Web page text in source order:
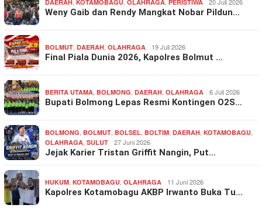
DAERAH KOTAMOBAGU OLAHRAGA PERISTIWA
Weny Gaib dan Rendy Mangkat Nobar Pildun…
BOLMUT DAERAH OLAHRAGA 19 Juli 2026
Final Piala Dunia 2026, Kapolres Bolmut …
BERITA UTAMA BOLMONG DAERAH OLAHRAGA 6 Juli 2026
Bupati Bolmong Lepas Resmi Kontingen O2S…
BOLMONG BOLMUT BOLSEL BOLTIM DAERAH KOTAMOBAGU
OLAHRAGA SULUT 27 Juni 2026
Jejak Karier Tristan Griffit Nangin, Put…
HUKUM KOTAMOBAGU OLAHRAGA 11 Juni 2026
Kapolres Kotamobagu AKBP Irwanto Buka Tu…